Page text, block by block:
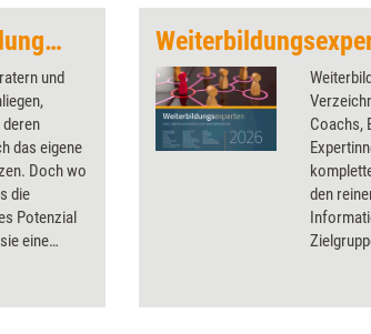
Selbstentwicklung für Weiterbildungsprofis
und
deren
das eigene
Doch wo
die
Potenzial
eine
Coachs,
den